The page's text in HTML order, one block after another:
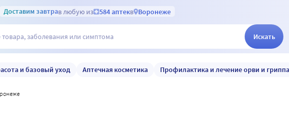
Доставим завтрав любую из 584 аптекв Воронеже
Искать
и базовый уход Аптечная косметика Профилактика и лечение орви и гриппа